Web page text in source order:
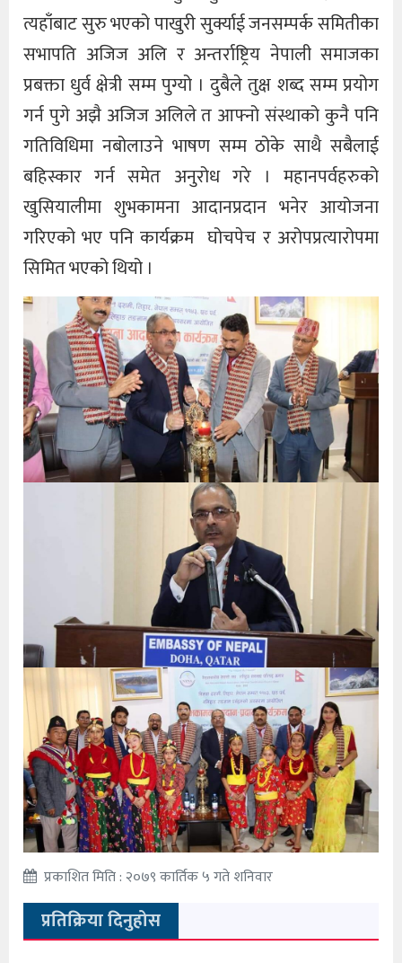
त्यहाँबाट सुरु भएको पाखुरी सुर्क्याई जनसम्पर्क समितीका
सभापति अजिज अलि र अन्तर्राष्ट्रिय नेपाली समाजका
प्रबक्ता धुर्व क्षेत्री सम्म पुग्यो । दुबैले तुक्ष शब्द सम्म प्रयोग
गर्न पुगे अझै अजिज अलिले त आफ्नो संस्थाको कुनै पनि
गतिविधिमा नबोलाउने भाषण सम्म ठोके साथै सबैलाई
बहिस्कार गर्न समेत अनुरोध गरे । महानपर्वहरुको
खुसियालीमा शुभकामना आदानप्रदान भनेर आयोजना
गरिएको भए पनि कार्यक्रम घोचपेच र अरोपप्रत्यारोपमा
सिमित भएको थियो ।
प्रकाशित मिति : २०७९ कार्तिक ५ गते शनिवार
प्रतिक्रिया दिनुहोस